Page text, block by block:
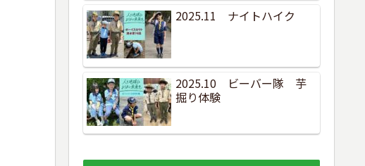
2025.11 ナイトハイク
2025.10 ビーバー隊 芋
掘り体験